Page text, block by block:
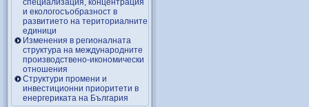
специализация, концентрация
и екологосъобразност в
развитието на териториалните
единици
Изменения в регионалната
структура на международните
производствено-икономически
отношения
Структури промени и
инвестиционни приоритети в
енергериката на България